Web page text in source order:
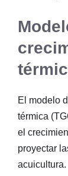
El modelo
térmica
el
proyectar
acuicultura.